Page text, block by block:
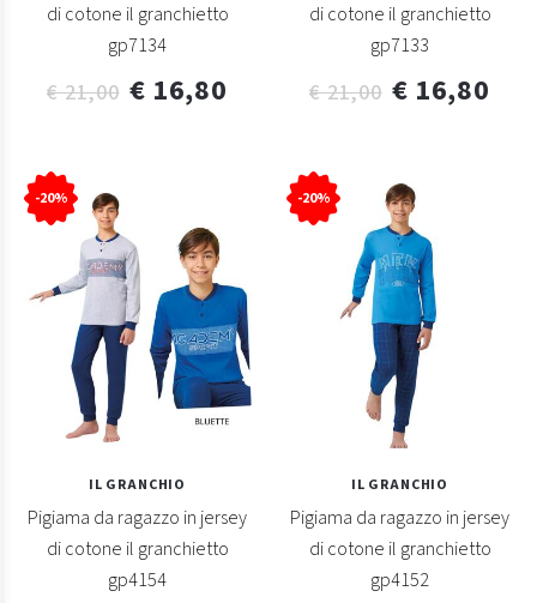
di cotone il granchietto
gp7134
€ 21,00 € 16,80
di cotone il granchietto
gp7133
€ 21,00 € 16,80
-20%
IL GRANCHIO
Pigiama da ragazzo in jersey
di cotone il granchietto
gp4154
-20%
IL GRANCHIO
Pigiama da ragazzo in jersey
di cotone il granchietto
gp4152